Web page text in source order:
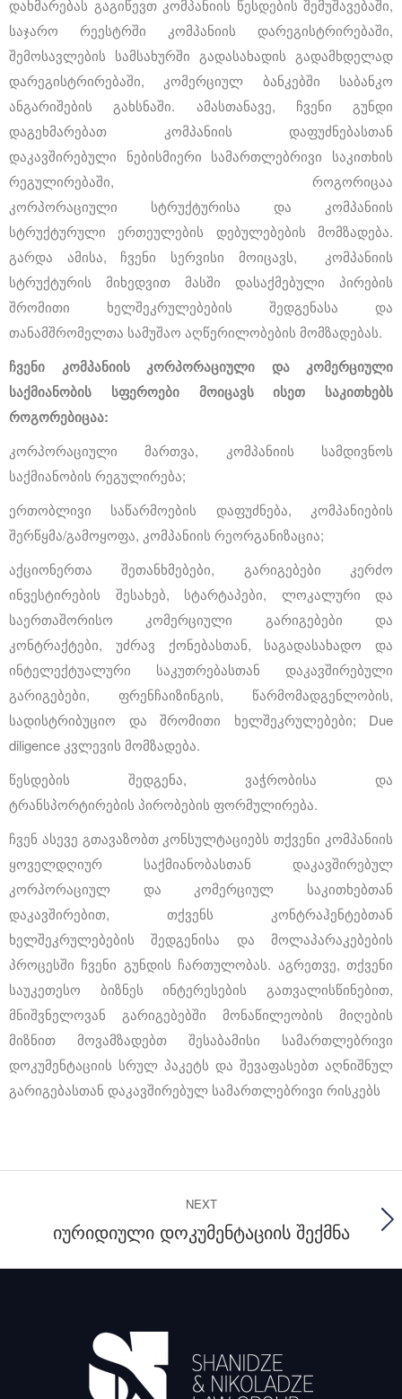
დახმარებას გაგიწევთ კომპანიის წესდების შემუშავებაში,
საჯარო რეესტრში კომპანიის დარეგისტრირებაში,
შემოსავლების სამსახურში გადასახადის გადამხდელად
დარეგისტრირებაში, კომერციულ ბანკებში საბანკო
ანგარიშების გახსნაში. ამასთანავე, ჩვენი გუნდი
დაგეხმარებათ კომპანიის დაფუძნებასთან
დაკავშირებული ნებისმიერი სამართლებრივი საკითხის
რეგულირებაში, როგორიცაა
კორპორაციული სტრუქტურისა და კომპანიის
სტრუქტურული ერთეულების დებულებების მომზადება.
გარდა ამისა, ჩვენი სერვისი მოიცავს, კომპანიის
სტრუქტურის მიხედვით მასში დასაქმებული პირების
შრომითი ხელშეკრულებების შედგენასა და
თანამშრომელთა სამუშაო აღწერილობების მომზადებას.
ჩვენი კომპანიის კორპორაციული და კომერციული
საქმიანობის სფეროები მოიცავს ისეთ საკითხებს
როგორებიცაა:
კორპორაციული მართვა, კომპანიის სამდივნოს
საქმიანობის რეგულირება;
ერთობლივი საწარმოების დაფუძნება, კომპანიების
შერწყმა/გამოყოფა, კომპანიის რეორგანიზაცია;
აქციონერთა შეთანხმებები, გარიგებები კერძო
ინვესტირების შესახებ, სტარტაპები, ლოკალური და
საერთაშორისო კომერციული გარიგებები და
კონტრაქტები, უძრავ ქონებასთან, საგადასახადო და
ინტელექტუალური საკუთრებასთან დაკავშირებული
გარიგებები, ფრენჩაიზინგის, წარმომადგენლობის,
სადისტრიბუციო და შრომითი ხელშეკრულებები; Due
diligence კვლევის მომზადება.
წესდების შედგენა, ვაჭრობისა და
ტრანსპორტირების პირობების ფორმულირება.
ჩვენ ასევე გთავაზობთ კონსულტაციებს თქვენი კომპანიის
ყოველდღიურ საქმიანობასთან დაკავშირებულ
კორპორაციულ და კომერციულ საკითხებთან
დაკავშირებით, თქვენს კონტრაჰენტებთან
ხელშეკრულებების შედგენისა და მოლაპარაკებების
პროცესში ჩვენი გუნდის ჩართულობას. აგრეთვე, თქვენი
საუკეთესო ბიზნეს ინტერესების გათვალისწინებით,
მნიშვნელოვან გარიგებებში მონაწილეობის მიღების
მიზნით მოვამზადებთ შესაბამისი სამართლებრივი
დოკუმენტაციის სრულ პაკეტს და შევაფასებთ აღნიშნულ
გარიგებასთან დაკავშირებულ სამართლებრივი რისკებს
NEXT
იურიდიული დოკუმენტაციის შექმნა